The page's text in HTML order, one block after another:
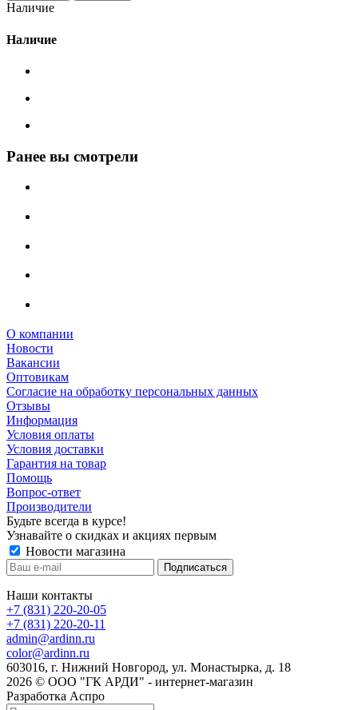
Наличие
Наличие
Ранее вы смотрели
О компании
Новости
Вакансии
Оптовикам
Cогласие на обработку персональных данных
Отзывы
Информация
Условия оплаты
Условия доставки
Гарантия на товар
Помощь
Вопрос-ответ
Производители
Будьте всегда в курсе!
Узнавайте о скидках и акциях первым
Новости магазина
Наши контакты
+7 (831) 220-20-05
+7 (831) 220-20-11
admin@ardinn.ru
color@ardinn.ru
603016, г. Нижний Новгород, ул. Монастырка, д. 18
2026 © ООО "ГК АРДИ" - интернет-магазин
Разработка Аспро